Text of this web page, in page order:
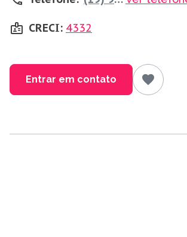
CRECI: 4332
Entrar em contato